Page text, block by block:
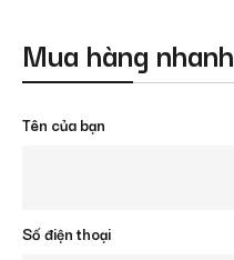
Mua hàng nhanh
Tên của bạn
Số điện thoại